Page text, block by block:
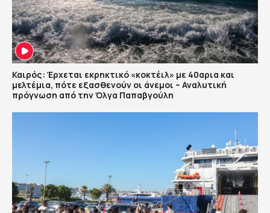
Καιρός: Έρχεται εκρηκτικό «κοκτέιλ» με 40αρια και
μελτέμια, πότε εξασθενούν οι άνεμοι – Αναλυτική
πρόγνωση από την Όλγα Παπαβγούλη